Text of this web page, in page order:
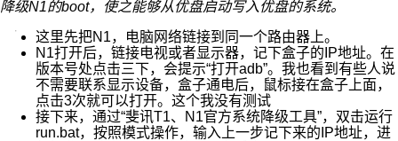
降级N1的boot，使之能够从优盘启动写入优盘的系统。
这里先把N1，电脑网络链接到同一个路由器上。
N1打开后，链接电视或者显示器，记下盒子的IP地址。在
版本号处点击三下，会提示“打开adb”。我也看到有些人说
不需要联系显示设备，盒子通电后，鼠标接在盒子上面，
点击3次就可以打开。这个我没有测试
接下来，通过“斐讯T1、N1官方系统降级工具”，双击运行
run.bat，按照模式操作，输入上一步记下来的IP地址，进